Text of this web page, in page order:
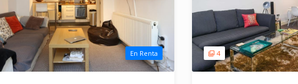
En Renta 4